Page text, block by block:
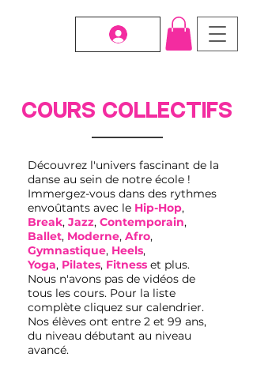
Cours collectifs
Découvrez l'univers fascinant de la
danse au sein de notre école !
Immergez-vous dans des rythmes
envoûtants avec le Hip-Hop,
Break, Jazz, Contemporain,
Ballet, Moderne, Afro,
Gymnastique, Heels,
Yoga, Pilates, Fitness et plus.
​Nous n'avons pas de vidéos de
tous les cours. Pour la liste
complète cliquez sur calendrier.
Nos élèves ont entre 2 et 99 ans,
du niveau débutant au niveau
avancé.